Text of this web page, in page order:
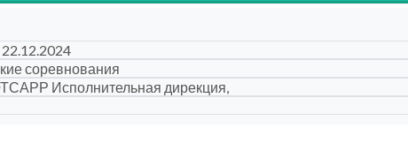
соревнования
Исполнительная дирекция,